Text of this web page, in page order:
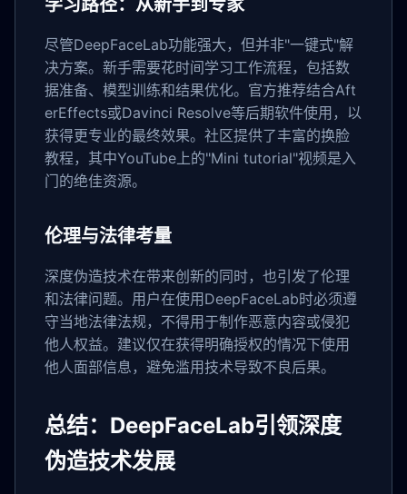
学习路径：从新手到专家
尽管DeepFaceLab功能强大，但并非"一键式"解
决方案。新手需要花时间学习工作流程，包括数
据准备、模型训练和结果优化。官方推荐结合Aft
erEffects或Davinci Resolve等后期软件使用，以
获得更专业的最终效果。社区提供了丰富的换脸
教程，其中YouTube上的"Mini tutorial"视频是入
门的绝佳资源。
伦理与法律考量
深度伪造技术在带来创新的同时，也引发了伦理
和法律问题。用户在使用DeepFaceLab时必须遵
守当地法律法规，不得用于制作恶意内容或侵犯
他人权益。建议仅在获得明确授权的情况下使用
他人面部信息，避免滥用技术导致不良后果。
总结：DeepFaceLab引领深度
伪造技术发展